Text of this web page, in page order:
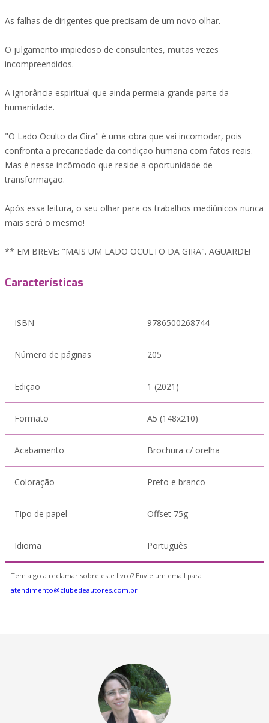
As falhas de dirigentes que precisam de um novo olhar.
O julgamento impiedoso de consulentes, muitas vezes
incompreendidos.
A ignorância espiritual que ainda permeia grande parte da
humanidade.
"O Lado Oculto da Gira" é uma obra que vai incomodar, pois
confronta a precariedade da condição humana com fatos reais.
Mas é nesse incômodo que reside a oportunidade de
transformação.
Após essa leitura, o seu olhar para os trabalhos mediúnicos nunca
mais será o mesmo!
** EM BREVE: "MAIS UM LADO OCULTO DA GIRA". AGUARDE!
Características
ISBN 9786500268744
Número de páginas 205
Edição 1 (2021)
Formato A5 (148x210)
Acabamento Brochura c/ orelha
Coloração Preto e branco
Tipo de papel Offset 75g
Idioma Português
Tem algo a reclamar sobre este livro? Envie um email para
atendimento@clubedeautores.com.br